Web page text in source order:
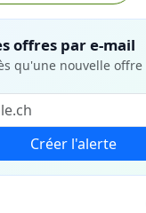
offres par e-mail
qu'une nouvelle
Créer l'alerte